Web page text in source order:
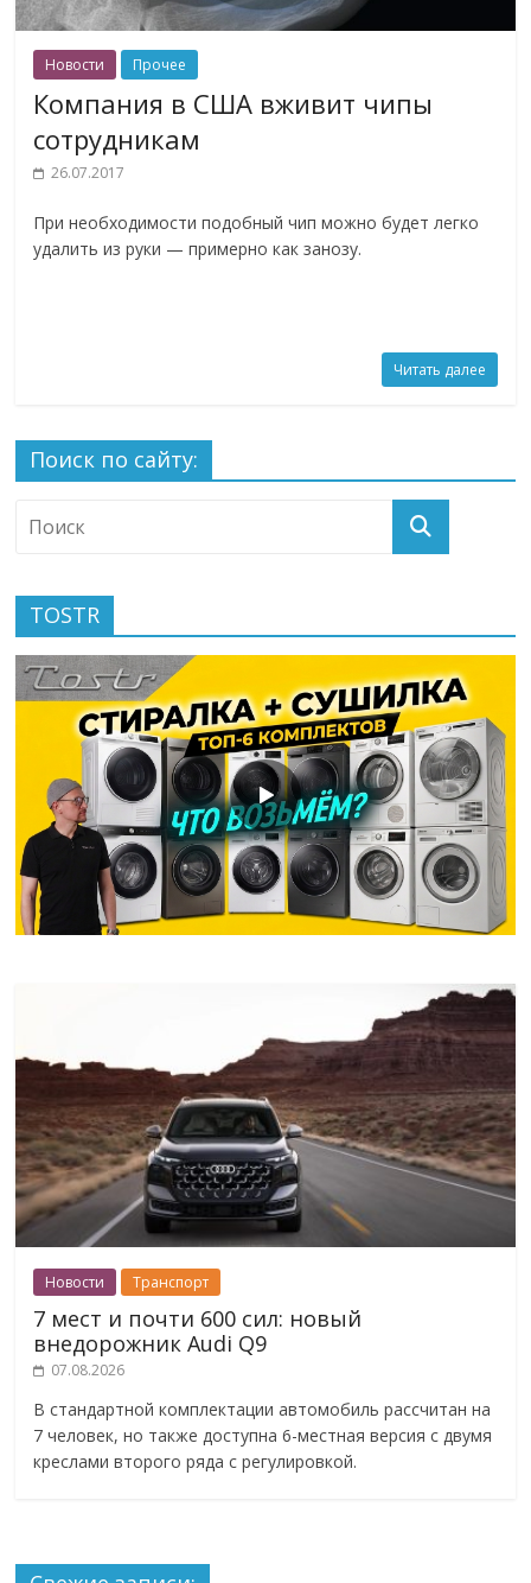
Новости Прочее
Компания в США вживит чипы
сотрудникам
26.07.2017
При необходимости подобный чип можно будет легко
удалить из руки — примерно как занозу.
Читать далее
Поиск по сайту:
TOSTR
Новости Транспорт
7 мест и почти 600 сил: новый
внедорожник Audi Q9
07.08.2026
В стандартной комплектации автомобиль рассчитан на
7 человек, но также доступна 6-местная версия с двумя
креслами второго ряда с регулировкой.